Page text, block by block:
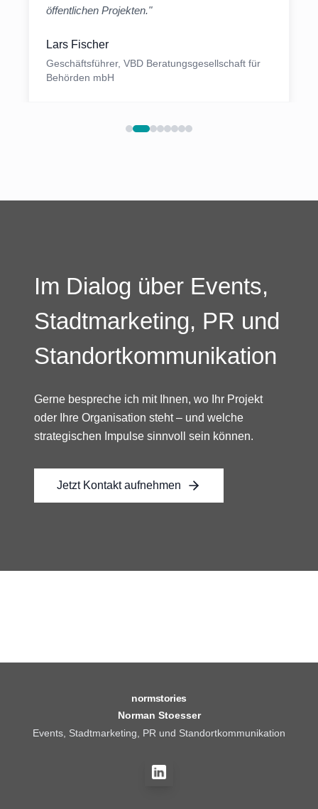
öffentlichen Projekten."
Lars Fischer
Geschäftsführer, VBD Beratungsgesellschaft für
Behörden mbH
Im Dialog über Events,
Stadtmarketing, PR und
Standortkommunikation
Gerne bespreche ich mit Ihnen, wo Ihr Projekt
oder Ihre Organisation steht – und welche
strategischen Impulse sinnvoll sein können.
Jetzt Kontakt aufnehmen
normstories
Norman Stoesser
Events, Stadtmarketing, PR und Standortkommunikation